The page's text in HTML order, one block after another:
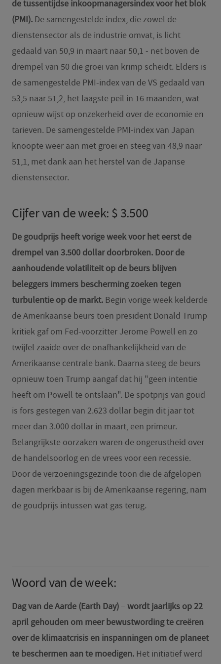
de tussentijdse inkoopmanagersindex voor het blok
(PMI).De samengestelde index, die zowel de
dienstensector als de industrie omvat, is licht
gedaald van 50,9 in maart naar 50,1 - net boven de
drempel van 50 die groei van krimp scheidt. Elders is
de samengestelde PMI-index van de VS gedaald van
53,5 naar 51,2, het laagste peil in 16 maanden, wat
opnieuw wijst op onzekerheid over de economie en
tarieven. De samengestelde PMI-index van Japan
knoopte weer aan met groei en steeg van 48,9 naar
51,1, met dank aan het herstel van de Japanse
dienstensector.
Cijfer van de week: $ 3.500
De goudprijs heeft vorige week voor het eerst de
drempel van 3.500 dollar doorbroken. Door de
aanhoudende volatiliteit op de beurs blijven
beleggers immers bescherming zoeken tegen
turbulentie op de markt.Begin vorige week kelderde
de Amerikaanse beurs toen president Donald Trump
kritiek gaf om Fed-voorzitter Jerome Powell en zo
twijfel zaaide over de onafhankelijkheid van de
Amerikaanse centrale bank. Daarna steeg de beurs
opnieuw toen Trump aangaf dat hij "geen intentie
heeft om Powell te ontslaan". De spotprijs van goud
is fors gestegen van 2.623 dollar begin dit jaar tot
meer dan 3.000 dollar in maart, een primeur.
Belangrijkste oorzaken waren de ongerustheid over
de handelsoorlog en de vrees voor een recessie.
Door de verzoeningsgezinde toon die de afgelopen
dagen merkbaar is bij de Amerikaanse regering, nam
de goudprijs intussen wat gas terug.
Woord van de week:
Dag van de Aarde (Earth Day)– wordt jaarlijks op 22
april gehouden om meer bewustwording te creëren
over de klimaatcrisis en inspanningen om de planeet
te beschermen aan te moedigen. Het initiatief werd